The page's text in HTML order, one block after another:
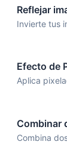
Reflejar
Invierte tus
Efecto de
Aplica
Combinar
Combina